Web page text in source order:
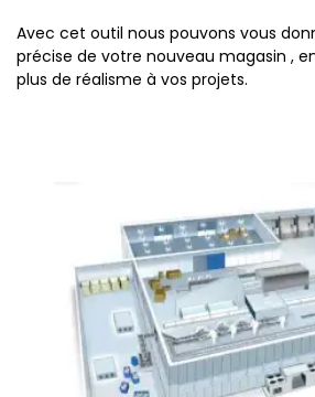
Avec cet outil nous pouvons vous
précise de votre nouveau magasin ,
plus de réalisme à vos projets.